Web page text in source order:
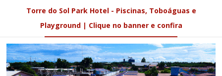
Torre do Sol Park Hotel - Piscinas, Toboáguas e
Playground | Clique no banner e confira